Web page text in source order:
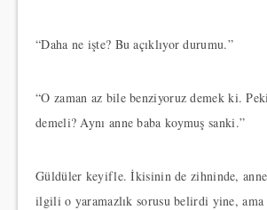
“Daha ne işte? Bu açıklıyor durumu.”
“O zaman az bile benziyoruz demek ki.
demeli? Aynı anne baba koymuş sanki.”
Güldüler keyifle. İkisinin de zihninde, anne
ilgili o yaramazlık sorusu belirdi yine, ama